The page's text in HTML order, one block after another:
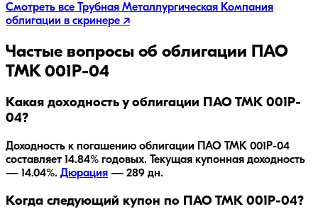
Смотреть все Трубная Металлургическая Компания
облигации в скринере ↗
Частые вопросы об облигации ПАО
ТМК 001P-04
Какая доходность у облигации ПАО ТМК 001P-
04?
Доходность к погашению облигации
ПАО ТМК 001P-04
составляет 14.84% годовых. Текущая купонная доходность
— 14.04%. Дюрация — 289 дн.
Когда следующий купон по ПАО ТМК 001P-04?